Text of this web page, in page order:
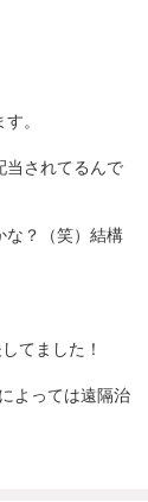
。
当されてるんで
な？（笑）結構
てました！
よっては遠隔治